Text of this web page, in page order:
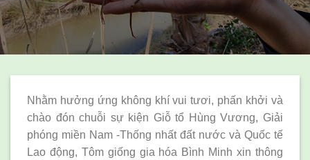
Nhằm hưởng ứng không khí vui tươi, phấn khởi và
chào đón chuỗi sự kiện Giỗ tổ Hùng Vương, Giải
phóng miền Nam -Thống nhất đất nước và Quốc tế
Lao động, Tôm giống gia hóa Bình Minh xin thông